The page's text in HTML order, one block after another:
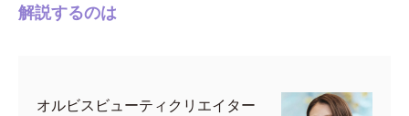
解説するのは
オルビスビューティクリエイター